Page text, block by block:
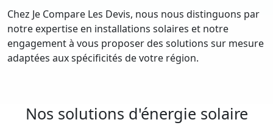
Chez Je Compare Les Devis, nous nous distinguons par
notre expertise en installations solaires et notre
engagement à vous proposer des solutions sur mesure
adaptées aux spécificités de votre région.
Nos solutions d'énergie solaire